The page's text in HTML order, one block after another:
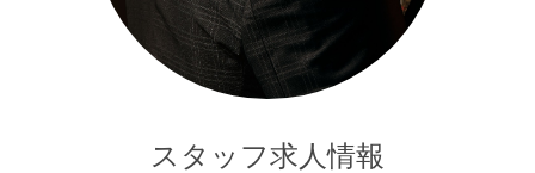
スタッフ求人情報